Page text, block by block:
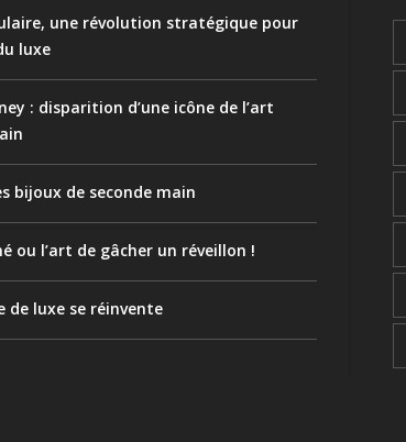
une révolution stratégique pour
luxe
: disparition d’une icône de l’art
bijoux de seconde main
ou l’art de gâcher un réveillon !
de luxe se réinvente